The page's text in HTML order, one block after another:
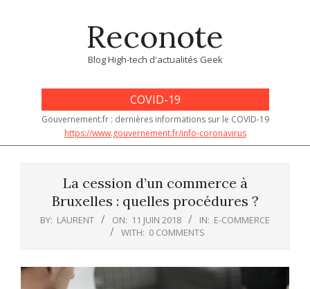
Reconote
Blog High-tech d'actualités Geek
COVID-19
Gouvernement.fr : dernières informations sur le COVID-19
https://www.gouvernement.fr/info-coronavirus
La cession d’un commerce à
Bruxelles : quelles procédures ?
BY: LAURENT ON: 11 JUIN 2018 IN: E-COMMERCE
WITH: 0 COMMENTS